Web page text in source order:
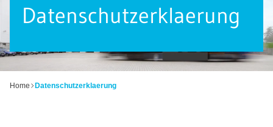
Vertragslogistik
Datenschutzerklaerung
Home Datenschutzerklaerung